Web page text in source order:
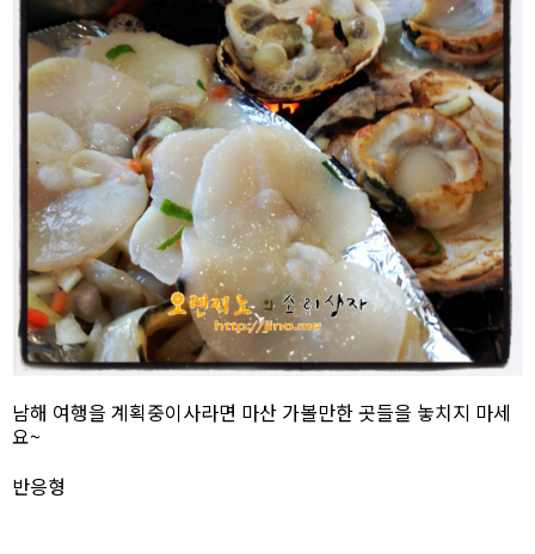
남해 여행을 계획중이사라면 마산 가볼만한 곳들을 놓치지 마세
요~
반응형